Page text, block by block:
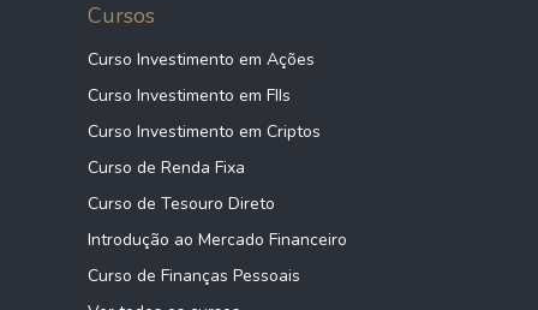
Cursos
Curso Investimento em Ações
Curso Investimento em FIIs
Curso Investimento em Criptos
Curso de Renda Fixa
Curso de Tesouro Direto
Introdução ao Mercado Financeiro
Curso de Finanças Pessoais